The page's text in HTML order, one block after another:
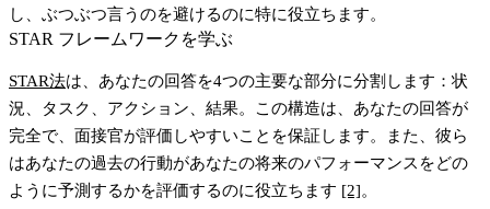
し、ぶつぶつ言うのを避けるのに特に役立ちます。
STAR フレームワークを学ぶ
STAR法は、あなたの回答を4つの主要な部分に分割します： 状
況、タスク、アクション、結果。この構造は、あなたの回答が
完全で、面接官が評価しやすいことを保証します。また、彼ら
はあなたの過去の行動があなたの将来のパフォーマンスをどの
ように予測するかを評価するのに役立ちます [2]。